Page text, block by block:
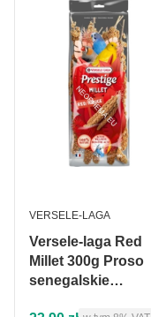
Versele-laga Red
Millet 300g Proso
senegalskie
PRODUCENT
VERSELE-LAGA